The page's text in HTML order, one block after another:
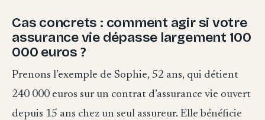
Cas concrets : comment agir si votre
assurance vie dépasse largement 100
000 euros ?
Prenons l’exemple de Sophie, 52 ans, qui détient
240 000 euros sur un contrat d’assurance vie ouvert
depuis 15 ans chez un seul assureur. Elle bénéficie